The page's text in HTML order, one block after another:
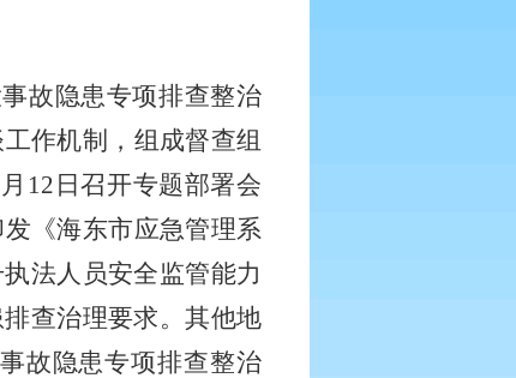
故隐患专项排查整治
作机制，组成督查组
12日召开专题部署会
《海东市应急管理系
法人员安全监管能力
查治理要求。其他地
故隐患专项排查整治